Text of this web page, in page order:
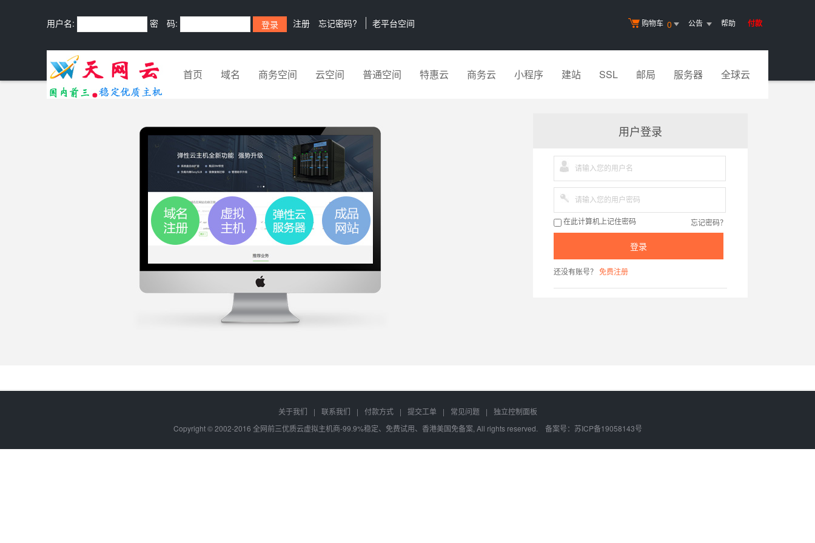
购物车 0 公告 帮助 付款
用户名: 密 码: 注册 忘记密码? 老平台空间
首页 域名 商务空间 云空间 普通空间 特惠云 商务云 小程序 建站 SSL 邮局 服务器 全球云
用户登录
在此计算机上记住密码 忘记密码？
登录
还没有账号？ 免费注册
关于我们 | 联系我们 | 付款方式 | 提交工单 | 常见问题 |
独立控制面板
Copyright © 2002-2016 全网前三优质云虚拟主机商-99.9%稳定、免费试用、香港美国免备案, All rights reserved. 备案号： 苏ICP备19058143号